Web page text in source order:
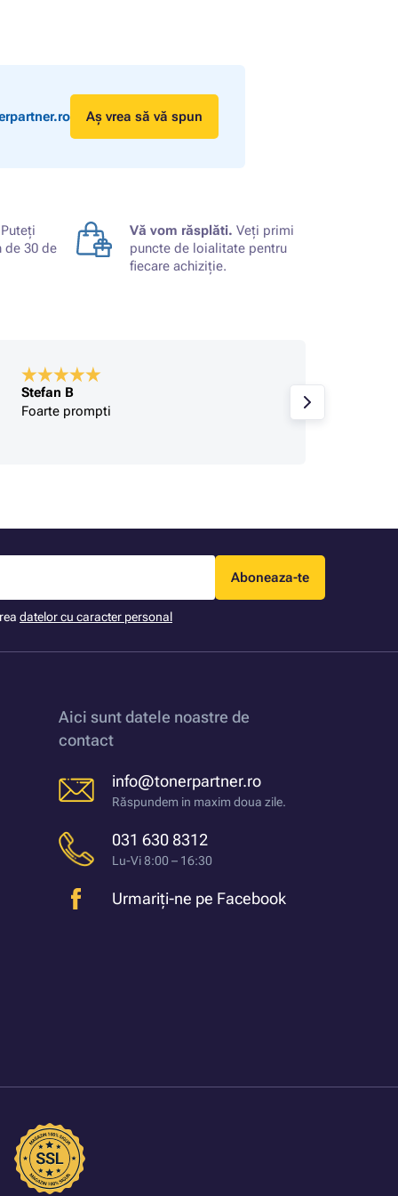
Aș vrea să vă spun
Puteți
de 30 de
Vă vom răsplăti. Veți primi
puncte de loialitate pentru
fiecare achiziție.
Stefan B
Foarte prompti
Aboneaza-te
datelor cu caracter personal
Aici sunt datele noastre de
contact
info@tonerpartner.ro
Răspundem in maxim doua zile.
031 630 8312
Lu-Vi 8:00 – 16:30
Urmariți-ne pe Facebook